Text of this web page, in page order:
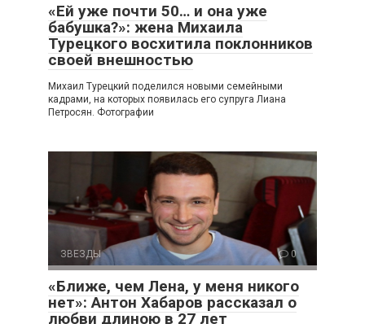
«Ей уже почти 50… и она уже
бабушка?»: жена Михаила
Турецкого восхитила поклонников
своей внешностью
Михаил Турецкий поделился новыми семейными
кадрами, на которых появилась его супруга Лиана
Петросян. Фотографии
ЗВЕЗДЫ 0
«Ближе, чем Лена, у меня никого
нет»: Антон Хабаров рассказал о
любви длиною в 27 лет